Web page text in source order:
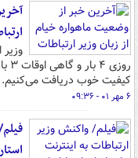
کیفیت خوب دریافت می‌کنیم.
۶ مهر ۰۱ - ۰۹:۳۶